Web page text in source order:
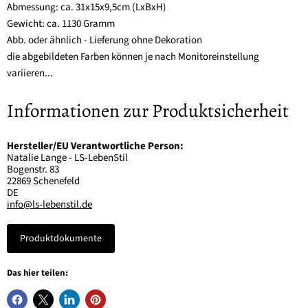
Abmessung: ca. 31x15x9,5cm (LxBxH)
Gewicht: ca. 1130 Gramm
Abb. oder ähnlich - Lieferung ohne Dekoration
die abgebildeten Farben können je nach Monitoreinstellung
variieren...
Informationen zur Produktsicherheit
Hersteller/EU Verantwortliche Person:
Natalie Lange - LS-LebenStil
Bogenstr. 83
22869 Schenefeld
DE
info@ls-lebenstil.de
Produktdokumente
Das hier teilen: